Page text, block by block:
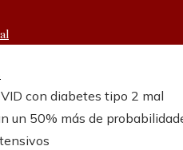
con diabetes tipo 2 mal
un 50% más de